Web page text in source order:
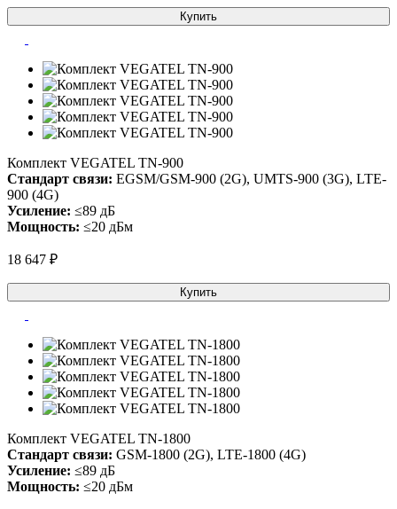
Купить
Комплект VEGATEL TN-900
Стандарт связи: EGSM/GSM-900 (2G), UMTS-900 (3G), LTE-
900 (4G)
Усиление: ≤89 дБ
Мощность: ≤20 дБм
18 647 ₽
Купить
Комплект VEGATEL TN-1800
Стандарт связи: GSM-1800 (2G), LTE-1800 (4G)
Усиление: ≤89 дБ
Мощность: ≤20 дБм